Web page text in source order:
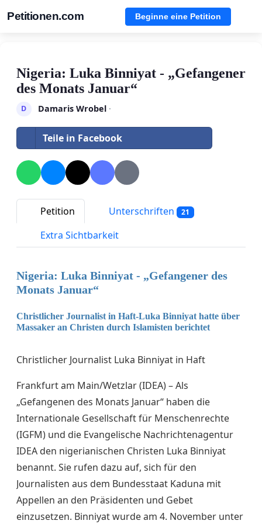
Petitionen.com Beginne eine Petition
Nigeria: Luka Binniyat - „Gefangener
des Monats Januar“
D Damaris Wrobel·
Teile in Facebook
Petition Unterschriften 21
Extra Sichtbarkeit
Nigeria: Luka Binniyat - „Gefangener des
Monats Januar“
Christlicher Journalist in Haft-Luka Binniyat hatte über
Massaker an Christen durch Islamisten berichtet
Christlicher Journalist Luka Binniyat in Haft
Frankfurt am Main/Wetzlar (IDEA) – Als
„Gefangenen des Monats Januar“ haben die
Internationale Gesellschaft für Menschenrechte
(IGFM) und die Evangelische Nachrichtenagentur
IDEA den nigerianischen Christen Luka Binniyat
benannt. Sie rufen dazu auf, sich für den
Journalisten aus dem Bundesstaat Kaduna mit
Appellen an den Präsidenten und Gebet
einzusetzen. Binniyat wurde am 4. November unter